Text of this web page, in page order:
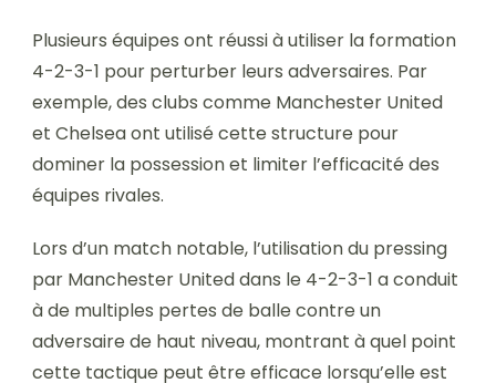
Plusieurs équipes ont réussi à utiliser la formation
4-2-3-1 pour perturber leurs adversaires. Par
exemple, des clubs comme Manchester United
et Chelsea ont utilisé cette structure pour
dominer la possession et limiter l’efficacité des
équipes rivales.
Lors d’un match notable, l’utilisation du pressing
par Manchester United dans le 4-2-3-1 a conduit
à de multiples pertes de balle contre un
adversaire de haut niveau, montrant à quel point
cette tactique peut être efficace lorsqu’elle est